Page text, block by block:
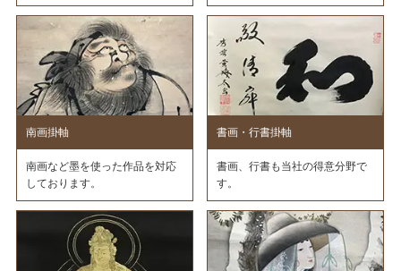
南画掛軸
南画など墨を使った作品を対応
しております。
書画・行書掛軸
書画、行書も当社の得意分野で
す。